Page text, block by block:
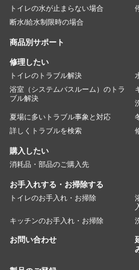
トイレの水が止まらない場合
断水/給水制限時の場合
商品別サポート
修理したい
トイレのトラブル解決
浴室（システムバスルーム）のトラ
ブル解決
夏場に多いトラブル事象と対応
詳しくトラブルを検索
購入したい
消耗品・部品のご購入先
お手入れする・お掃除する
トイレのお手入れ・お掃除
キッチンのお手入れ・お掃除
お問い合わせ